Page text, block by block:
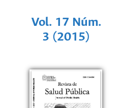
Vol. 17 Núm.
3 (2015)